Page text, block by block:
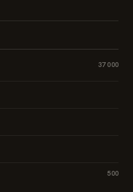
37 000
500